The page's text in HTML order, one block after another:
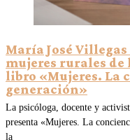
María José
mujeres rurales de
libro «Mujeres. La
generación»
La psicóloga, docente y
presenta «Mujeres. La
la